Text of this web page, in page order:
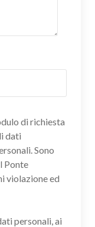
di richiesta
dati
Sono
Ponte
violazione ed
personali, ai